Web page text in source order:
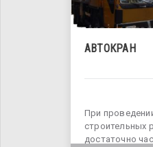
АВТОКРАН
При
строительных
достаточно